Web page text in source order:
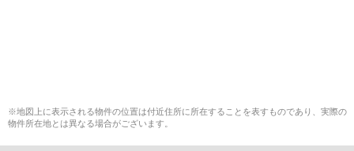
※地図上に表示される物件の位置は付近住所に所在することを表すものであり、実際の
物件所在地とは異なる場合がございます。